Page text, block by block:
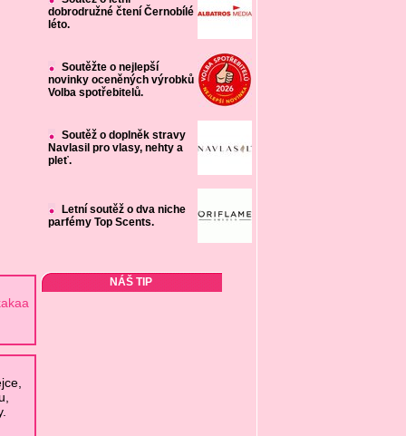
dobrodružné čtení Černobílé
léto.
Soutěžte o nejlepší
novinky oceněných výrobků
Volba spotřebitelů.
Soutěž o doplněk stravy
Navlasil pro vlasy, nehty a
pleť.
Letní soutěž o dva niche
parfémy Top Scents.
NÁŠ TIP